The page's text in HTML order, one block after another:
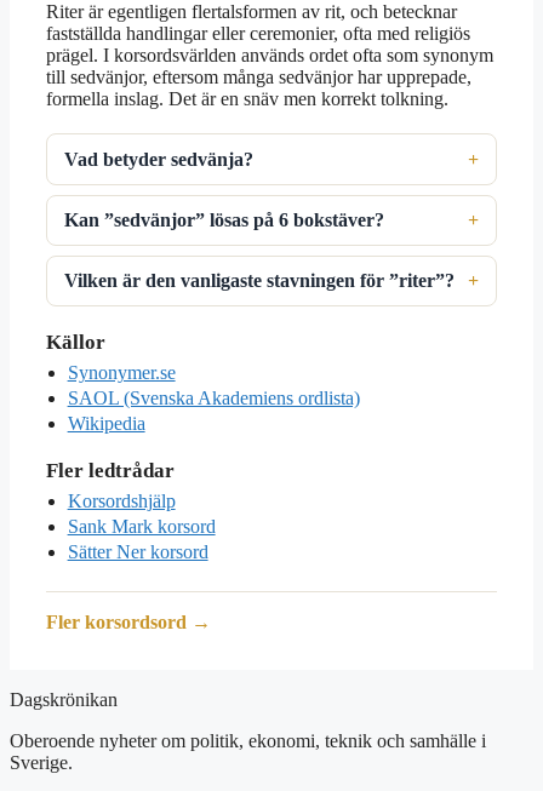
Riter är egentligen flertalsformen av rit, och betecknar
fastställda handlingar eller ceremonier, ofta med religiös
prägel. I korsordsvärlden används ordet ofta som synonym
till sedvänjor, eftersom många sedvänjor har upprepade,
formella inslag. Det är en snäv men korrekt tolkning.
Vad betyder sedvänja?
Kan ”sedvänjor” lösas på 6 bokstäver?
Vilken är den vanligaste stavningen för ”riter”?
Källor
Synonymer.se
SAOL (Svenska Akademiens ordlista)
Wikipedia
Fler ledtrådar
Korsordshjälp
Sank Mark korsord
Sätter Ner korsord
Fler korsordsord →
Dagskrönikan
Oberoende nyheter om politik, ekonomi, teknik och samhälle i
Sverige.